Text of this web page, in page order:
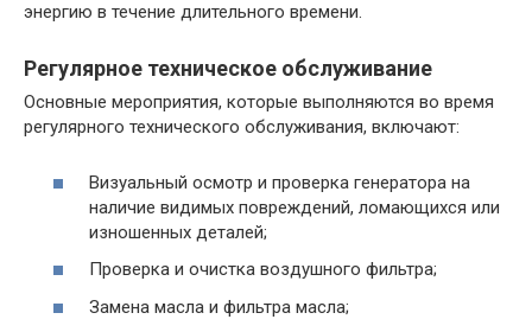
энергию в течение длительного времени.
Регулярное техническое обслуживание
Основные мероприятия, которые выполняются во время
регулярного технического обслуживания, включают:
Визуальный осмотр и проверка генератора на
наличие видимых повреждений, ломающихся или
изношенных деталей;
Проверка и очистка воздушного фильтра;
Замена масла и фильтра масла;